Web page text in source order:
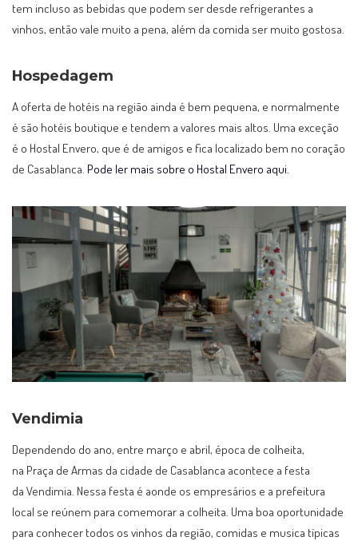
tem incluso as bebidas que podem ser desde refrigerantes a
vinhos, então vale muito a pena, além da comida ser muito gostosa.
Hospedagem
A oferta de hotéis na região ainda é bem pequena, e normalmente
é são hotéis boutique e tendem a valores mais altos. Uma exceção
é o Hostal Envero, que é de amigos e fica localizado bem no coração
de Casablanca. Pode ler mais sobre o Hostal Envero aqui.
Vendimia
Dependendo do ano, entre março e abril, época de colheita,
na Praça de Armas da cidade de Casablanca acontece a festa
da Vendimia. Nessa festa é aonde os empresários e a prefeitura
local se reúnem para comemorar a colheita. Uma boa oportunidade
para conhecer todos os vinhos da região, comidas e musica típicas